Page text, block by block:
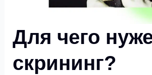
Для чего
скрининг?